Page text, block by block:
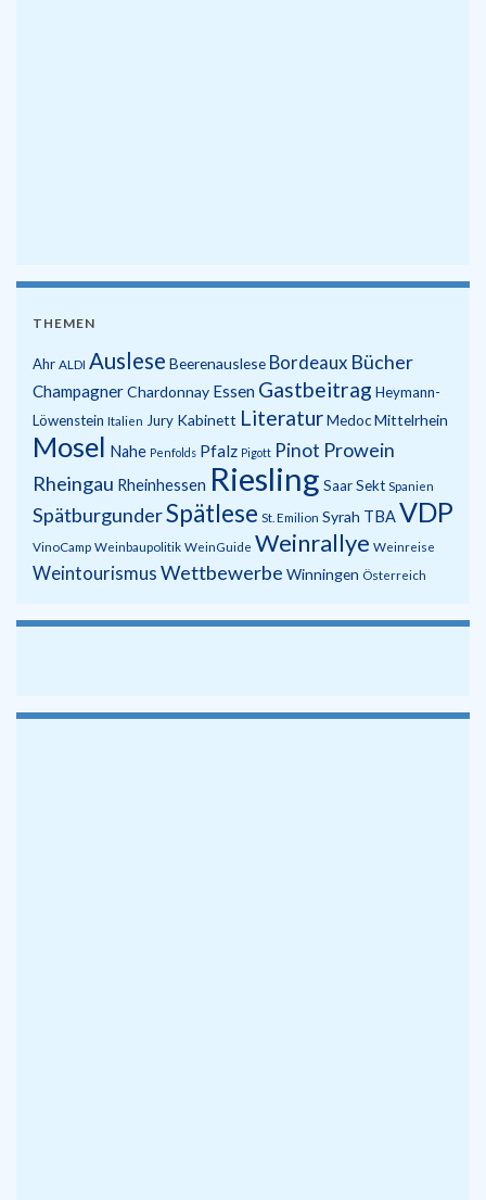
THEMEN
Ahr ALDI Auslese Beerenauslese Bordeaux Bücher
ChampagnerChardonnay Essen Gastbeitrag Heymann-
Löwenstein Italien Jury Kabinett LiteraturMedocMittelrhein
Mosel Nahe Penfolds Pfalz Pigott Pinot Prowein
Rheingau Rheinhessen Riesling SaarSekt Spanien
SpätburgunderSpätlese St. Emilion Syrah TBAVDP
VinoCamp Weinbaupolitik WeinGuide Weinrallye Weinreise
Weintourismus Wettbewerbe Winningen Österreich